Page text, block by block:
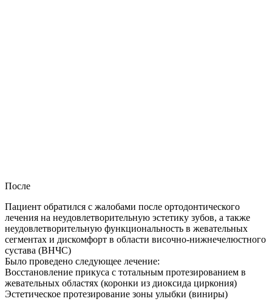
После
Пациент обратился с жалобами после ортодонтического
лечения на неудовлетворительную эстетику зубов, а также
неудовлетворительную функциональность в жевательных
сегментах и дискомфорт в области височно-нижнечелюстного
сустава (ВНЧС)
Было проведено следующее лечение:
Восстановление прикуса с тотальным протезированием в
жевательных областях (коронки из диоксида циркония)
Эстетическое протезирование зоны улыбки (виниры)